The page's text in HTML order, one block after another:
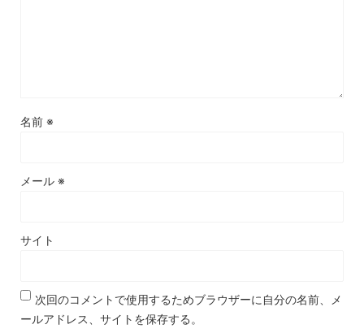
名前 ※
メール ※
サイト
次回のコメントで使用するためブラウザーに自分の名前、メ
ールアドレス、サイトを保存する。